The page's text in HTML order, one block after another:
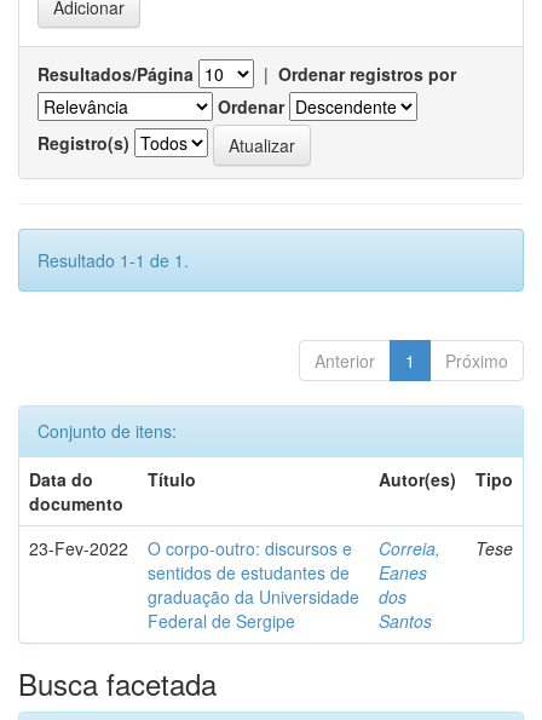
Resultados/Página | Ordenar registros por
Ordenar
Registro(s)
Resultado 1-1 de 1.
Anterior 1 Próximo
Conjunto de itens:
Data do
documento
Título Autor(es) Tipo
23-Fev-2022
O corpo-outro: discursos e
sentidos de estudantes de
graduação da Universidade
Federal de Sergipe
Correia,
Eanes
dos
Santos
Tese
Busca facetada